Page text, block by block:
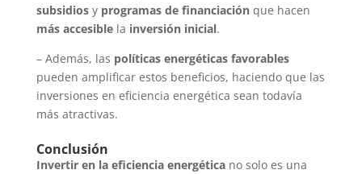
subsidiosy programas de financiaciónque hacen
más accesible la inversión inicial.
– Además, las políticas energéticas favorables
pueden amplificar estos beneficios, haciendo que las
inversiones en eficiencia energética sean todavía
más atractivas.
Conclusión
Invertir en la eficiencia energéticano solo es una